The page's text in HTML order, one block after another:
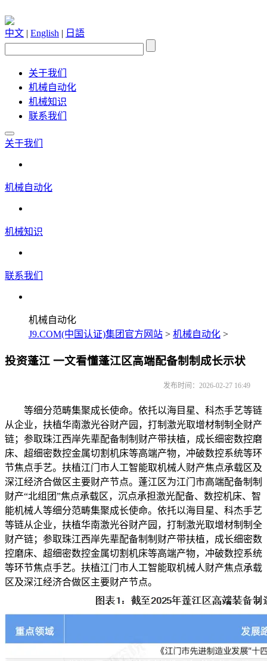
中文 | English | 日語
关于我们
机械自动化
机械知识
联系我们
关于我们
机械自动化
机械知识
联系我们
机械自动化
J9.COM(中国认证)集团官方网站 > 机械自动化 >
投资蓬江 一文看懂蓬江区高端配备制制成长示状
发布时间：2026-02-27 16:49
等细分范畴集聚成长使命。依托以海目星、科杰手艺等链
从企业，扶植华南激光谷财产园，打制激光取增材制制全财产
链；参取珠江西岸先辈配备制制财产带扶植，成长细密数控磨
床、超细密数控金属切割机床等高端产物，冲破数控系统等环
节焦点手艺。扶植江门市人工智能取机械人财产焦点承载区及
深江经济合做区主要财产节点。蓬江区为江门市高端配备制制
财产“北组团”焦点承载区，沉点承担激光配备、数控机床、智
能机械人等细分范畴集聚成长使命。依托以海目星、科杰手艺
等链从企业，扶植华南激光谷财产园，打制激光取增材制制全
财产链；参取珠江西岸先辈配备制制财产带扶植，成长细密数
控磨床、超细密数控金属切割机床等高端产物，冲破数控系统
等环节焦点手艺。扶植江门市人工智能取机械人财产焦点承载
区及深江经济合做区主要财产节点。